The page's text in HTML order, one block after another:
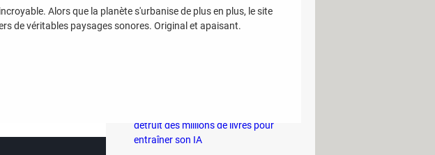
Alors que la planète s'urbanise de plus en plus, le site
de véritables paysages sonores. Original et apaisant.
Ce sont les trucs des primeurs pour
détruit des millions de livres pour
entraîner son IA